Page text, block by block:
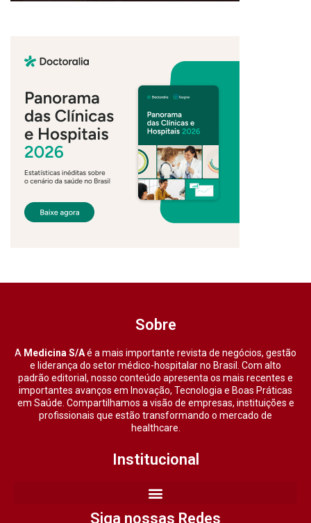
Sobre
A Medicina S/Aé a mais importante revista de negócios, gestão
e liderança do setor médico-hospitalar no Brasil. Com alto
padrão editorial, nosso conteúdo apresenta os mais recentes e
importantes avanços em Inovação, Tecnologia e Boas Práticas
em Saúde. Compartilhamos a visão de empresas, instituições e
profissionais que estão transformando o mercado de
healthcare.
Institucional
Siga nossas Redes